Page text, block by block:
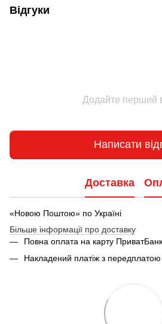
Відгуки
Додайте перший
Написати
Доставка
«Новою Поштою» по Україні
Більше інформації про доставку
Повна оплата на карту ПриватБанк
Накладений платіж з передплатою